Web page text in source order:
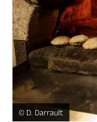
Restaurants
© D. Darrault